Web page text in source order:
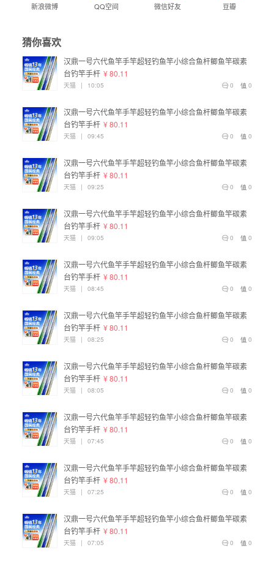
新浪微博 QQ空间 微信好友 豆瓣
猜你喜欢
汉鼎一号六代鱼竿手竿超轻钓鱼竿小综合鱼杆鲫鱼竿碳素
台钓竿手杆 ¥ 80.11
0
0
天猫 | 10:05
汉鼎一号六代鱼竿手竿超轻钓鱼竿小综合鱼杆鲫鱼竿碳素
台钓竿手杆 ¥ 80.11
0
0
天猫 | 09:45
汉鼎一号六代鱼竿手竿超轻钓鱼竿小综合鱼杆鲫鱼竿碳素
台钓竿手杆 ¥ 80.11
0
0
天猫 | 09:25
汉鼎一号六代鱼竿手竿超轻钓鱼竿小综合鱼杆鲫鱼竿碳素
台钓竿手杆 ¥ 80.11
0
0
天猫 | 09:05
汉鼎一号六代鱼竿手竿超轻钓鱼竿小综合鱼杆鲫鱼竿碳素
台钓竿手杆 ¥ 80.11
0
0
天猫 | 08:45
汉鼎一号六代鱼竿手竿超轻钓鱼竿小综合鱼杆鲫鱼竿碳素
台钓竿手杆 ¥ 80.11
0
0
天猫 | 08:25
汉鼎一号六代鱼竿手竿超轻钓鱼竿小综合鱼杆鲫鱼竿碳素
台钓竿手杆 ¥ 80.11
0
0
天猫 | 08:05
汉鼎一号六代鱼竿手竿超轻钓鱼竿小综合鱼杆鲫鱼竿碳素
台钓竿手杆 ¥ 80.11
0
0
天猫 | 07:45
汉鼎一号六代鱼竿手竿超轻钓鱼竿小综合鱼杆鲫鱼竿碳素
台钓竿手杆 ¥ 80.11
0
0
天猫 | 07:25
汉鼎一号六代鱼竿手竿超轻钓鱼竿小综合鱼杆鲫鱼竿碳素
台钓竿手杆 ¥ 80.11
0
0
天猫 | 07:05